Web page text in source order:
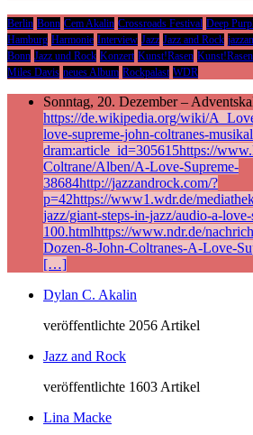
Berlin Bonn Cem Akalin Crossroads Festival Deep
Hamburg Harmonie Interview Jazz Jazz and Rock
Bonn Jazz und Rock Konzert Kunst!Rasen
Miles Davis neues Album Rockpalast WDR
Sonntag, 20. Dezember –
https://de.wikipedia.org/wiki/
love-supreme-john-coltranes-
dram:article_id=305615https://
Coltrane/Alben/A-Love-Supreme-
38684http://jazzandrock.com/?
p=42https://www1.wdr.de/
jazz/giant-steps-in-jazz/audio-a-
100.htmlhttps://www.ndr.de/
Dozen-8-John-Coltranes-A-Love-
[…]
Dylan C. Akalin
veröffentlichte 2056 Artikel
Jazz and Rock
veröffentlichte 1603 Artikel
Lina Macke